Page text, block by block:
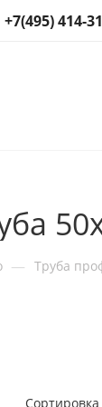
+7(495) 414-
— Труба